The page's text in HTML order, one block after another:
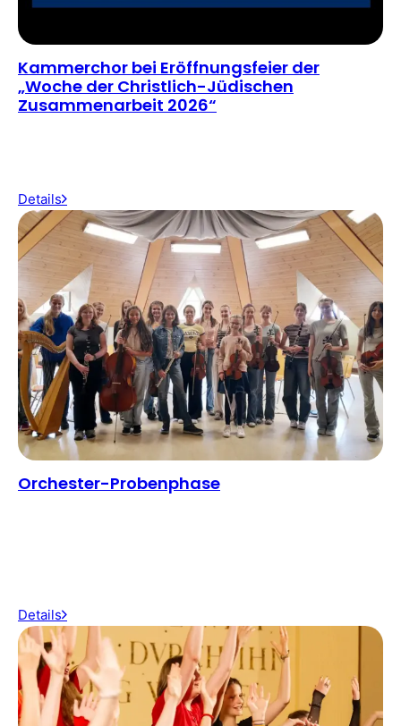
Kammerchor bei Eröffnungsfeier der
„Woche der Christlich-Jüdischen
Zusammenarbeit 2026“
Details
Orchester-Probenphase
Details